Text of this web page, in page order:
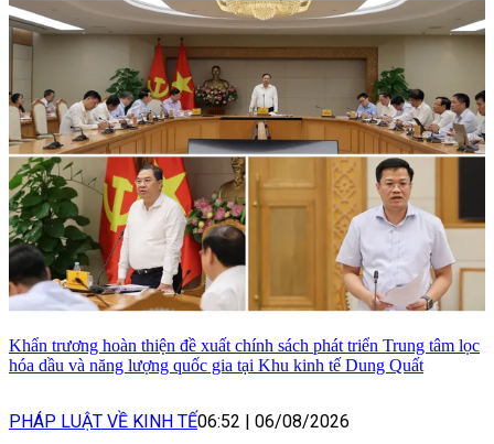
Khẩn trương hoàn thiện đề xuất chính sách phát triển Trung tâm lọc
hóa dầu và năng lượng quốc gia tại Khu kinh tế Dung Quất
PHÁP LUẬT VỀ KINH TẾ06:52 06/08/2026